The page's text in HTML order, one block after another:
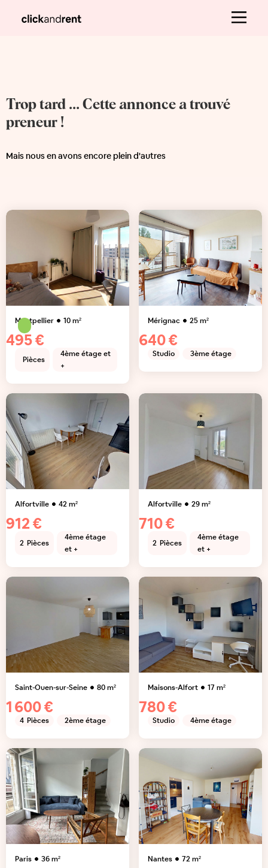
Trop tard ... Cette annonce a trouvé
preneur !
Mais nous en avons encore plein d'autres
Montpellier 10m²
495 €
Pièces
4ème étage et
+
Mérignac 25m²
640 €
Studio 3ème étage
Alfortville 42m²
912 €
2 Pièces
4ème étage
et +
Alfortville 29m²
710 €
2 Pièces
4ème étage
et +
Saint-Ouen-sur-Seine 80m²
1 600 €
4 Pièces 2ème étage
Maisons-Alfort 17m²
780 €
Studio 4ème étage
Paris 36m² Nantes 72m²